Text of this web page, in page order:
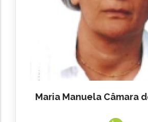
Maria Manuela Câmara